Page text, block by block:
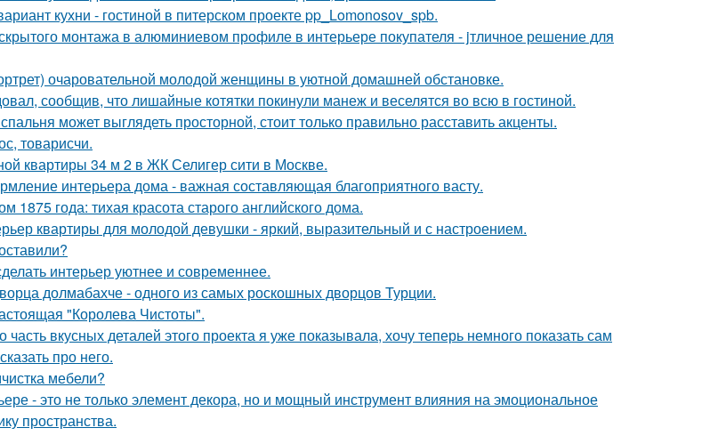
кухни - гостиной в питерском проекте pp_Lomonosov_spb.
монтажа в алюминиевом профиле в интерьере покупателя - jтличное решение для
очаровательной молодой женщины в уютной домашней обстановке.
сообщив, что лишайные котятки покинули манеж и веселятся во всю в гостиной.
может выглядеть просторной, стоит только правильно расставить акценты.
товарисчи.
квартиры 34 м 2 в ЖК Селигер сити в Москве.
интерьера дома - важная составляющая благоприятного васту.
1875 года: тихая красота старого английского дома.
квартиры для молодой девушки - яркий, выразительный и с настроением.
интерьер уютнее и современнее.
долмабахче - одного из самых роскошных дворцов Турции.
"Королева Чистоты".
часть вкусных деталей этого проекта я уже показывала, хочу теперь немного показать сам
про него.
мебели?
- это не только элемент декора, но и мощный инструмент влияния на эмоциональное
пространства.